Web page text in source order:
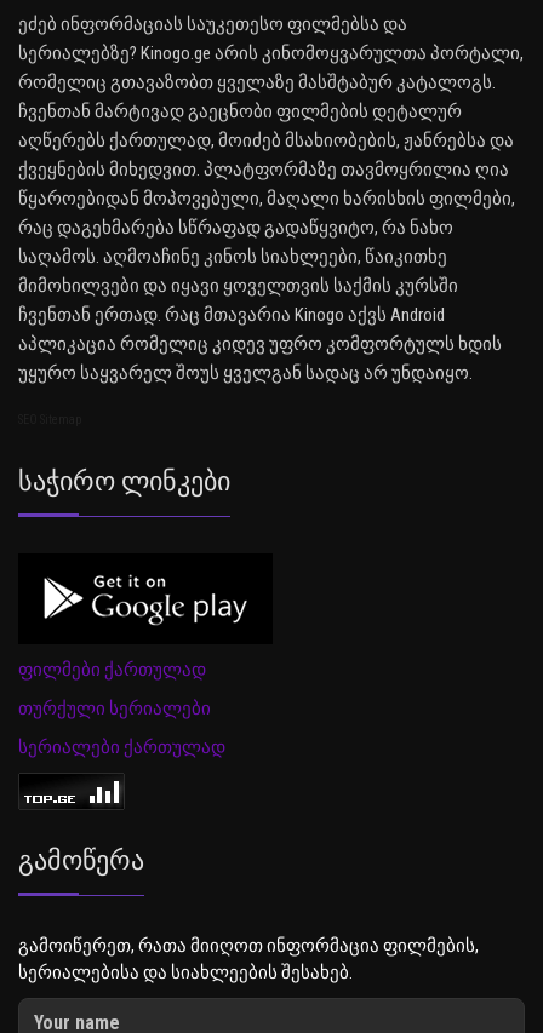
ეძებ ინფორმაციას საუკეთესო ფილმებსა და
სერიალებზე? Kinogo.ge არის კინომოყვარულთა პორტალი,
რომელიც გთავაზობთ ყველაზე მასშტაბურ კატალოგს.
ჩვენთან მარტივად გაეცნობი ფილმების დეტალურ
აღწერებს ქართულად, მოიძებ მსახიობების, ჟანრებსა და
ქვეყნების მიხედვით. პლატფორმაზე თავმოყრილია ღია
წყაროებიდან მოპოვებული, მაღალი ხარისხის ფილმები,
რაც დაგეხმარება სწრაფად გადაწყვიტო, რა ნახო
საღამოს. აღმოაჩინე კინოს სიახლეები, წაიკითხე
მიმოხილვები და იყავი ყოველთვის საქმის კურსში
ჩვენთან ერთად. რაც მთავარია Kinogo აქვს Android
აპლიკაცია რომელიც კიდევ უფრო კომფორტულს ხდის
უყურო საყვარელ შოუს ყველგან სადაც არ უნდაიყო.
Საჭირო Ლინკები
ფილმები ქართულად
თურქული სერიალები
სერიალები ქართულად
Გამოწერა
გამოიწერეთ, რათა მიიღოთ ინფორმაცია ფილმების,
სერიალებისა და სიახლეების შესახებ.